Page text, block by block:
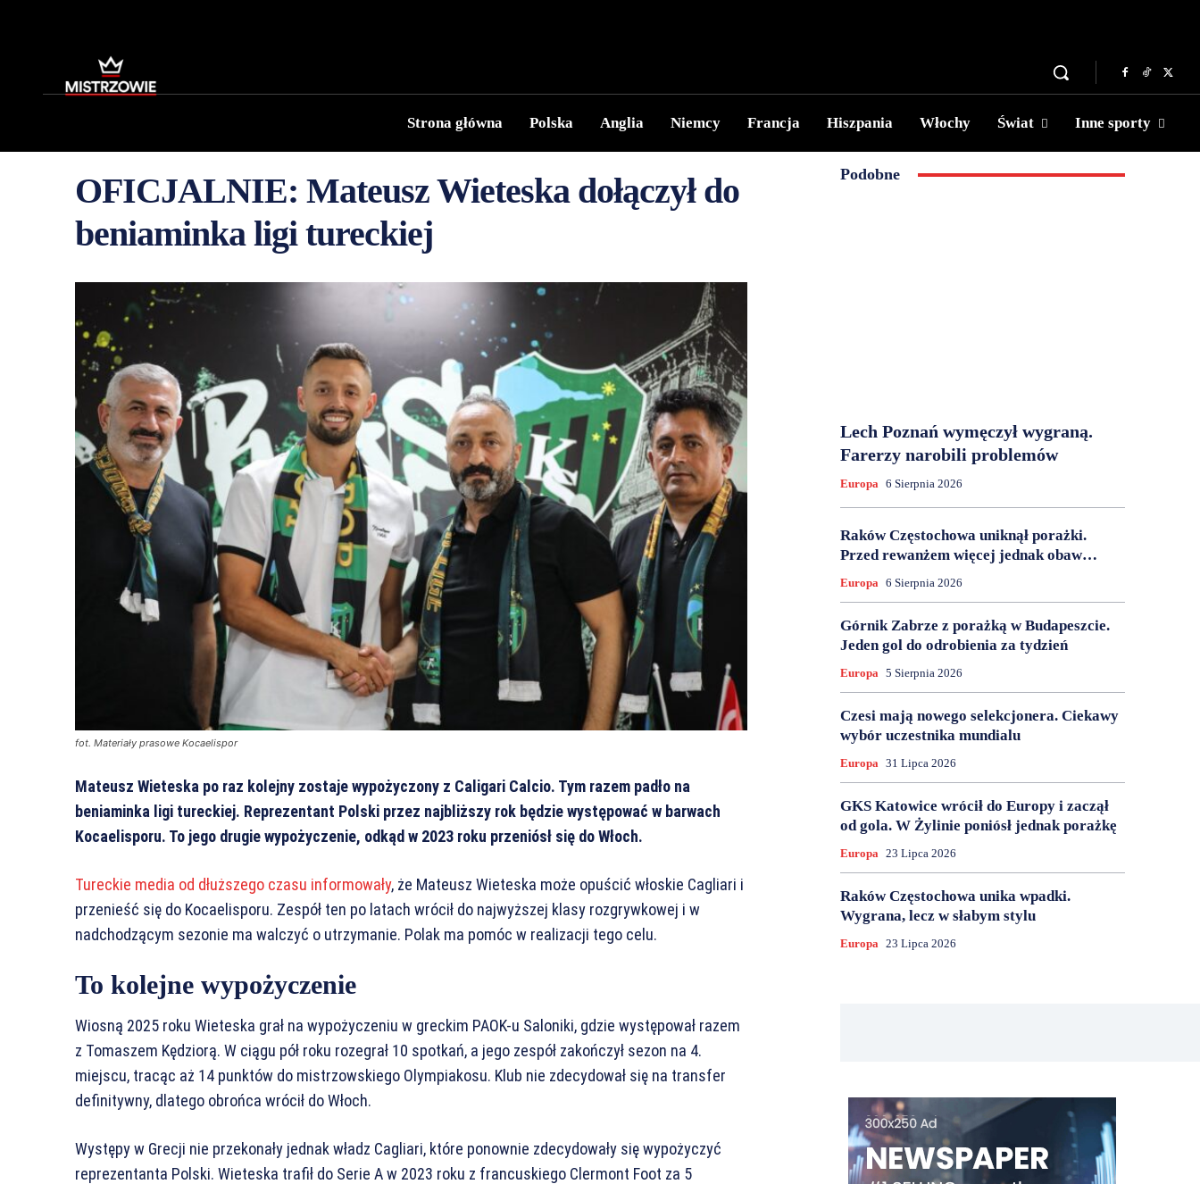
Strona główna Polska Anglia Niemcy Francja Hiszpania Włochy Świat Inne sporty
OFICJALNIE: Mateusz Wieteska dołączył do
beniaminka ligi tureckiej
fot. Materiały prasowe Kocaelispor
Mateusz Wieteska po raz kolejny zostaje wypożyczony z Caligari Calcio. Tym razem padło na
beniaminka ligi tureckiej. Reprezentant Polski przez najbliższy rok będzie występować w barwach
Kocaelisporu. To jego drugie wypożyczenie, odkąd w 2023 roku przeniósł się do Włoch.
Tureckie media od dłuższego czasu informowały, że Mateusz Wieteska może opuścić włoskie Cagliari i
przenieść się do Kocaelisporu. Zespół ten po latach wrócił do najwyższej klasy rozgrywkowej i w
nadchodzącym sezonie ma walczyć o utrzymanie. Polak ma pomóc w realizacji tego celu.
To kolejne wypożyczenie
Wiosną 2025 roku Wieteska grał na wypożyczeniu w greckim PAOK-u Saloniki, gdzie występował razem
z Tomaszem Kędziorą. W ciągu pół roku rozegrał 10 spotkań, a jego zespół zakończył sezon na 4.
miejscu, tracąc aż 14 punktów do mistrzowskiego Olympiakosu. Klub nie zdecydował się na transfer
definitywny, dlatego obrońca wrócił do Włoch.
Występy w Grecji nie przekonały jednak władz Cagliari, które ponownie zdecydowały się wypożyczyć
reprezentanta Polski. Wieteska trafił do Serie A w 2023 roku z francuskiego Clermont Foot za 5
Podobne
Lech Poznań wymęczył wygraną.
Farerzy narobili problemów
Europa 6 Sierpnia 2026
Raków Częstochowa uniknął porażki.
Przed rewanżem więcej jednak obaw…
Europa 6 Sierpnia 2026
Górnik Zabrze z porażką w Budapeszcie.
Jeden gol do odrobienia za tydzień
Europa 5 Sierpnia 2026
Czesi mają nowego selekcjonera. Ciekawy
wybór uczestnika mundialu
Europa 31 Lipca 2026
GKS Katowice wrócił do Europy i zaczął
od gola. W Żylinie poniósł jednak porażkę
Europa 23 Lipca 2026
Raków Częstochowa unika wpadki.
Wygrana, lecz w słabym stylu
Europa 23 Lipca 2026